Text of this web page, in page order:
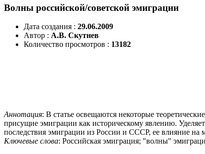
Волны российской/советской эмиграции
Дата создания : 29.06.2009
Автор : А.В. Скутнев
Количество просмотров : 13182
Аннотация: В статье освещаются некоторые
присущие эмиграции как историческому явлению.
последствия эмиграции из России и СССР, ее влияние
Ключевые слова: Российская эмиграция; "волны"